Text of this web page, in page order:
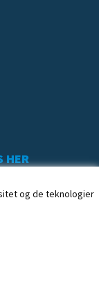
og de teknologier
HER